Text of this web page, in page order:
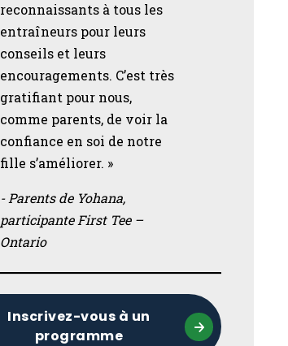
reconnaissants à tous les
entraîneurs pour leurs
conseils et leurs
encouragements. C’est très
gratifiant pour nous,
comme parents, de voir la
confiance en soi de notre
fille s’améliorer. »
- Parents de Yohana,
participante First Tee –
Ontario
Inscrivez-vous à un
programme